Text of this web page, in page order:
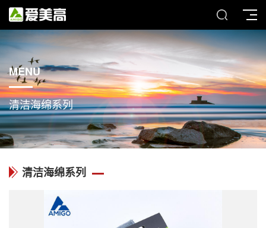
MENU
清洁海绵系列
清洁海绵系列